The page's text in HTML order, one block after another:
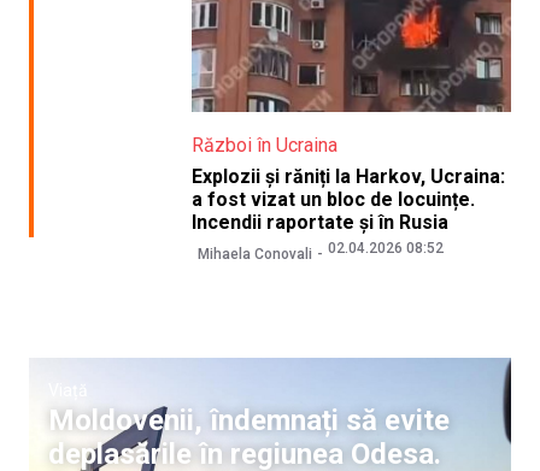
Război în Ucraina
Explozii și răniți la Harkov, Ucraina:
a fost vizat un bloc de locuințe.
Incendii raportate și în Rusia
Mihaela Conovali 02.04.2026 08:52
Moldovenii, îndemnați să evite
deplasările în regiunea Odesa.